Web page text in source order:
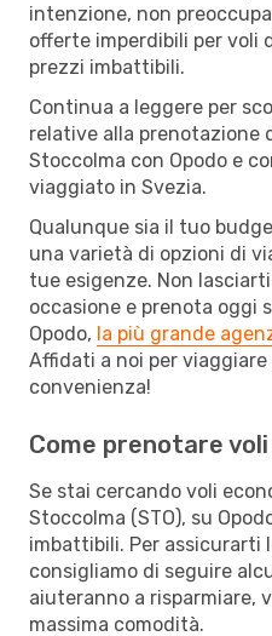
intenzione, non
offerte imperdibili per voli
prezzi imbattibili.
Continua a leggere per
relative alla prenotazione
Stoccolma con Opodo e
viaggiato in Svezia.
Qualunque sia il tuo
una varietà di opzioni di
tue esigenze. Non
occasione e prenota oggi
Opodo, la più grande
Affidati a noi per viaggiare
convenienza!
Come prenotare
Se stai cercando voli
Stoccolma (STO), su
imbattibili. Per assicurarti
consigliamo di seguire
aiuteranno a risparmiare,
massima comodità.